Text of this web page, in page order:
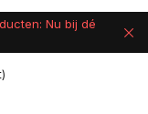
Nu bij dé